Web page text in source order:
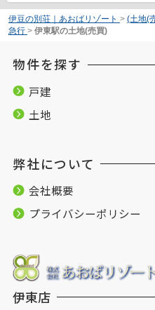
伊豆の別荘｜あおばリゾート > (土地(
急行 > 伊東駅の土地(売買)
物件を探す
戸建
土地
弊社について
会社概要
プライバシーポリシー
伊東店